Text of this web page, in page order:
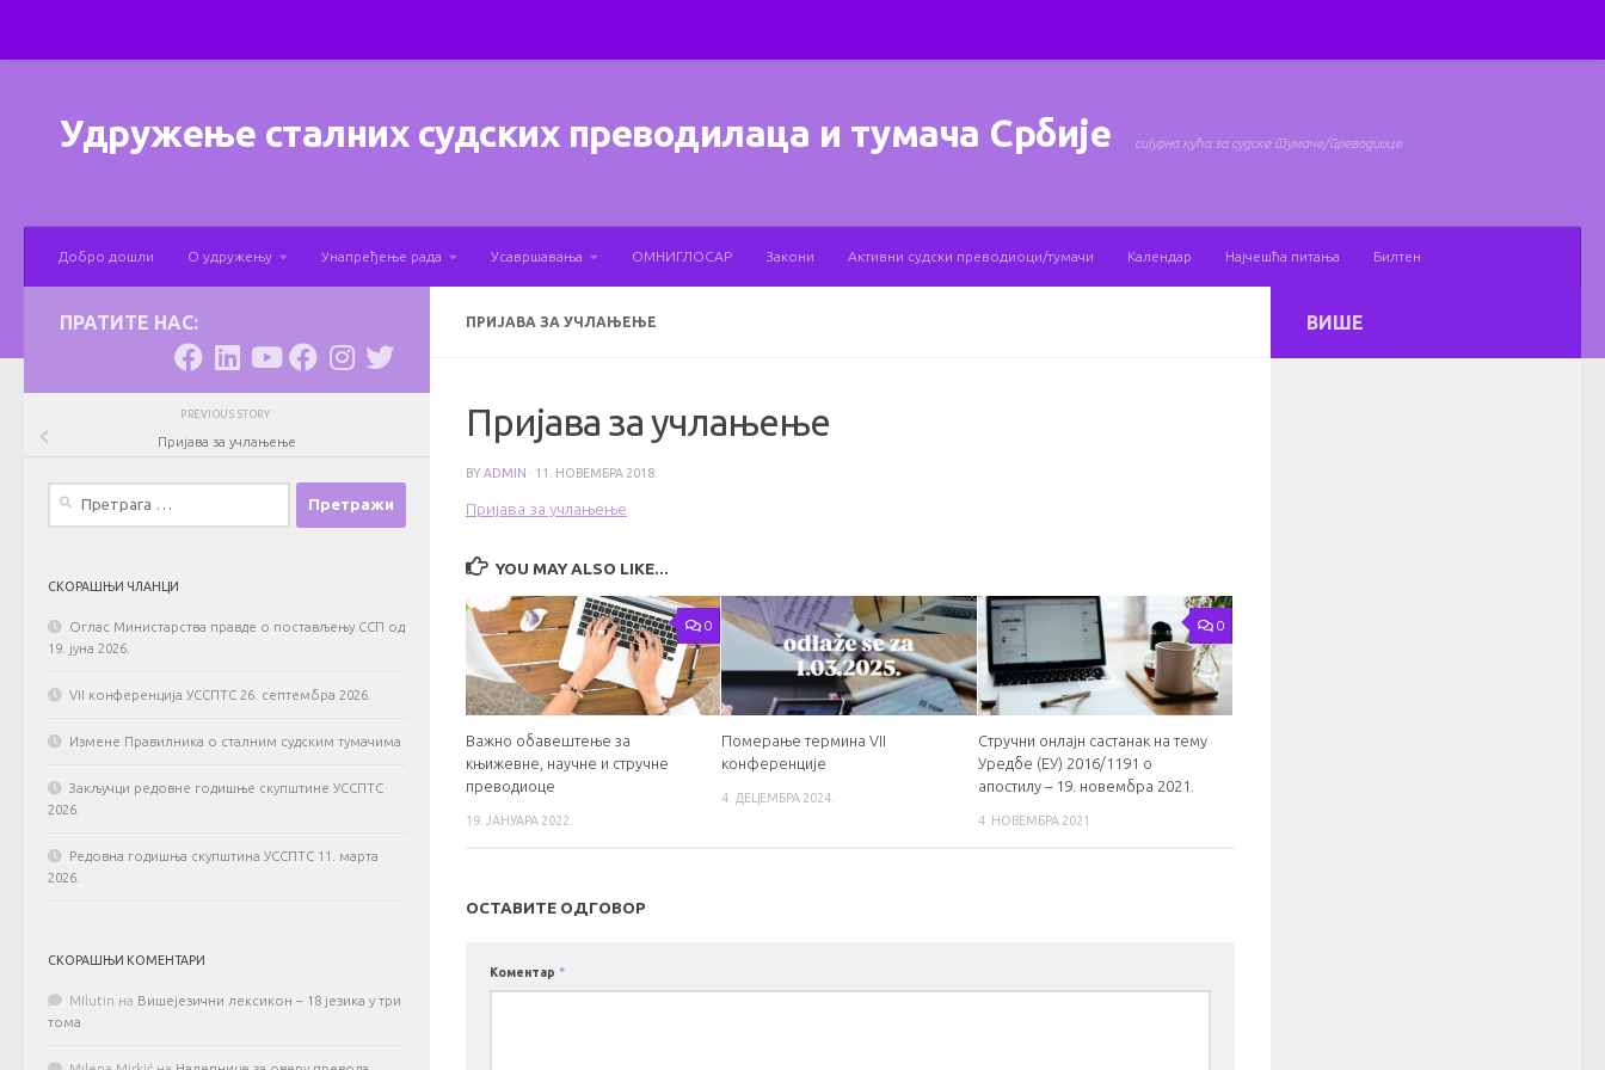
Удружење сталних судских преводилаца и тумача Србије сигурна кућа за судске тумаче/преводиоце
Добро дошли О удружењу Унапређење рада Усавршавања ОМНИГЛОСАР Закони Активни судски преводиоци/тумачи Календар Најчешћа питања Билтен
ПРИЈАВА ЗА УЧЛАЊЕЊЕ
Пријава за учлањење
BY ADMIN · 11. НОВЕМБРА 2018.
Пријава за учлањење
YOU MAY ALSO LIKE...
0
Важно обавештење за
књижевне, научне и стручне
преводиоце
19. ЈАНУАРА 2022.
Померање термина VII
конференције
4. ДЕЦЕМБРА 2024.
0
Стручни онлајн састанак на тему
Уредбе (ЕУ) 2016/1191 о
апостилу – 19. новембра 2021.
4. НОВЕМБРА 2021.
ОСТАВИТЕ ОДГОВОР
Коментар *
ПРАТИТЕ НАС:
PREVIOUS STORY
Пријава за учлањење
СКОРАШЊИ ЧЛАНЦИ
Оглас Министарства правде о постављењу ССП од
19. јуна 2026.
VII конференција УССПТС 26. септембра 2026.
Измене Правилника о сталним судским тумачима
Закључци редовне годишње скупштине УССПТС
2026.
Редовна годишња скупштина УССПТС 11. марта
2026.
СКОРАШЊИ КОМЕНТАРИ
MIlutin на Вишејезични лексикон – 18 језика у три
тома
ВИШЕ